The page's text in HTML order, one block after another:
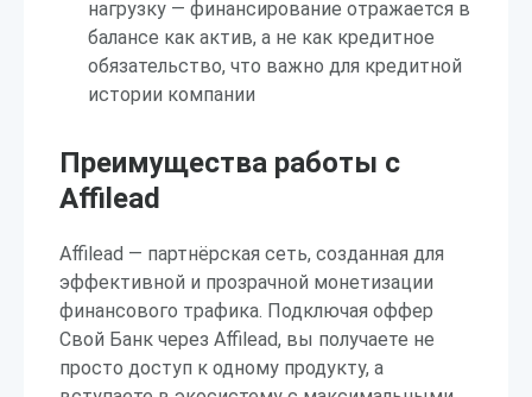
нагрузку — финансирование отражается в
балансе как актив, а не как кредитное
обязательство, что важно для кредитной
истории компании
Преимущества работы с
Affilead
Affilead — партнёрская сеть, созданная для
эффективной и прозрачной монетизации
финансового трафика. Подключая оффер
Свой Банк через Affilead, вы получаете не
просто доступ к одному продукту, а